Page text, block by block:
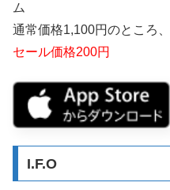
ム
通常価格1,100円のところ、
セール価格200円
I.F.O